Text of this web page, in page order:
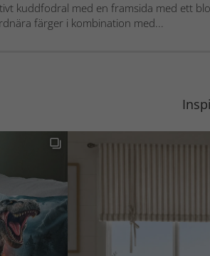
kuddfodral med en framsida med ett
färger i kombination med...